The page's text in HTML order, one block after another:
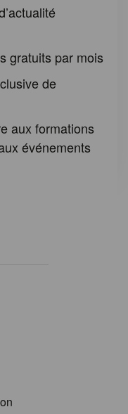
gratuits par mois
de
aux formations
événements